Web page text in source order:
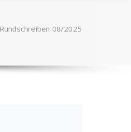
Rundschreiben 08/2025